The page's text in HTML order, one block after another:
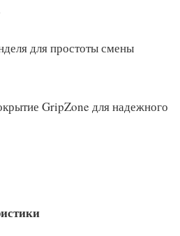
для простоты смены
GripZone для надежного